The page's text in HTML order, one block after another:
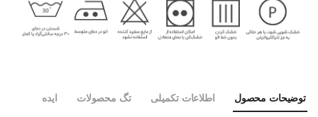
توضیحات محصول اطلاعات تکمیلی تگ محصولات ایده